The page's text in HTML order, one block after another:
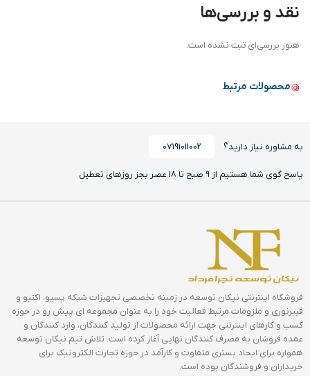
نقد و بررسی‌ها
هنوز بررسی‌ای ثبت نشده است.
محصولات مرتبط
به مشاوره نیاز دارید؟ 07191011002
پاسخ گوی شما هستیم از 9 صبح تا 18 عصر بجز روزهای تعطیل
فروشگاه اینترنتی نیکان توسعه در زمینه تخصصی تجهیزات شبکه پسیو، اکتیو و
فیبرنوری و ملزومات مرتبط فعالیت خود را به عنوان مجموعه ای پیش رو در حوزه
کسب و کارهای اینترنتی جهت ارائه محصولات از تولید کنندگان، وارد کنندگان و
عمده فروشان به مصرف کنندگان نهایی آغاز کرده است. تلاش تیم نیکان توسعه
همواره برای ایجاد بستری متفاوت و کارآمد در حوزه تجارت الکترونیک برای
خریداران و فروشندگان بوده است.